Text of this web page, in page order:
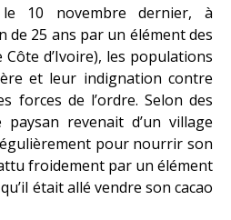
le 10 novembre dernier, à
de 25 ans par un élément des
Côte d’Ivoire), les populations
et leur indignation contre
forces de l’ordre. Selon des
revenait d’un village
pour nourrir son
froidement par un élément
était allé vendre son cacao